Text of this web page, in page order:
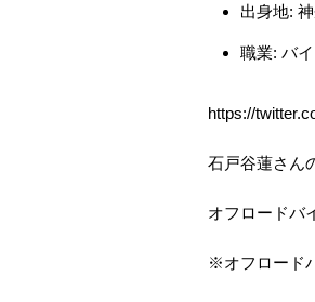
出身地:
職業: バ
https://
石戸谷蓮さん
オフロードバ
※オフロード